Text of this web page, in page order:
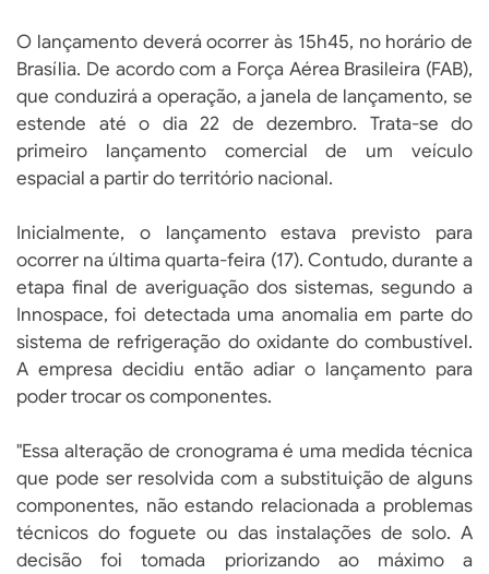
O lançamento deverá ocorrer às 15h45, no horário de
Brasília. De acordo com a Força Aérea Brasileira (FAB),
que conduzirá a operação, a janela de lançamento, se
estende até o dia 22 de dezembro. Trata-se do
primeiro lançamento comercial de um veículo
espacial a partir do território nacional.
Inicialmente, o lançamento estava previsto para
ocorrer na última quarta-feira (17). Contudo, durante a
etapa final de averiguação dos sistemas, segundo a
Innospace, foi detectada uma anomalia em parte do
sistema de refrigeração do oxidante do combustível.
A empresa decidiu então adiar o lançamento para
poder trocar os componentes.
"Essa alteração de cronograma é uma medida técnica
que pode ser resolvida com a substituição de alguns
componentes, não estando relacionada a problemas
técnicos do foguete ou das instalações de solo. A
decisão foi tomada priorizando ao máximo a